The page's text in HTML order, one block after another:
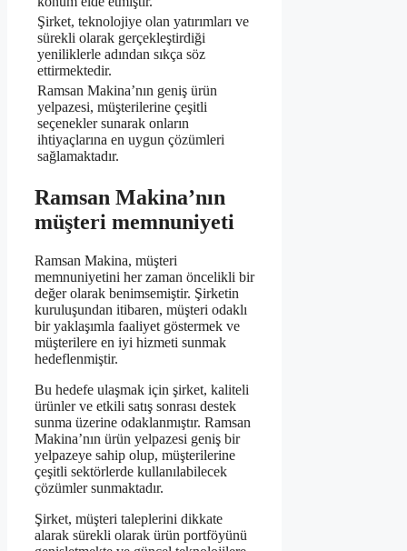
Şirket, teknolojiye olan yatırımları ve
sürekli olarak gerçekleştirdiği
yeniliklerle adından sıkça söz
ettirmektedir.
Ramsan Makina’nın geniş ürün
yelpazesi, müşterilerine çeşitli
seçenekler sunarak onların
ihtiyaçlarına en uygun çözümleri
sağlamaktadır.
Ramsan Makina’nın
müşteri memnuniyeti
Ramsan Makina, müşteri
memnuniyetini her zaman öncelikli bir
değer olarak benimsemiştir. Şirketin
kuruluşundan itibaren, müşteri odaklı
bir yaklaşımla faaliyet göstermek ve
müşterilere en iyi hizmeti sunmak
hedeflenmiştir.
Bu hedefe ulaşmak için şirket, kaliteli
ürünler ve etkili satış sonrası destek
sunma üzerine odaklanmıştır. Ramsan
Makina’nın ürün yelpazesi geniş bir
yelpazeye sahip olup, müşterilerine
çeşitli sektörlerde kullanılabilecek
çözümler sunmaktadır.
Şirket, müşteri taleplerini dikkate
alarak sürekli olarak ürün portföyünü